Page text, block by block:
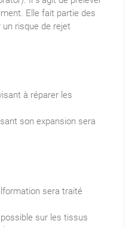
Elle fait partie des
risque de rejet
à réparer les
son expansion sera
sera traité
sur les tissus